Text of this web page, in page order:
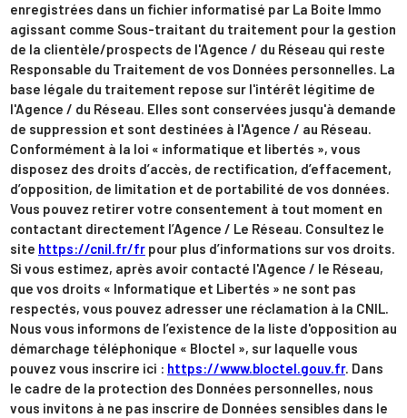
enregistrées dans un fichier informatisé par La Boite Immo
agissant comme Sous-traitant du traitement pour la gestion
de la clientèle/prospects de l'Agence / du Réseau qui reste
Responsable du Traitement de vos Données personnelles. La
base légale du traitement repose sur l'intérêt légitime de
l'Agence / du Réseau. Elles sont conservées jusqu'à demande
de suppression et sont destinées à l'Agence / au Réseau.
Conformément à la loi « informatique et libertés », vous
disposez des droits d’accès, de rectification, d’effacement,
d’opposition, de limitation et de portabilité de vos données.
Vous pouvez retirer votre consentement à tout moment en
contactant directement l’Agence / Le Réseau. Consultez le
site https://cnil.fr/fr pour plus d’informations sur vos droits.
Si vous estimez, après avoir contacté l'Agence / le Réseau,
que vos droits « Informatique et Libertés » ne sont pas
respectés, vous pouvez adresser une réclamation à la CNIL.
Nous vous informons de l’existence de la liste d'opposition au
démarchage téléphonique « Bloctel », sur laquelle vous
pouvez vous inscrire ici : https://www.bloctel.gouv.fr. Dans
le cadre de la protection des Données personnelles, nous
vous invitons à ne pas inscrire de Données sensibles dans le